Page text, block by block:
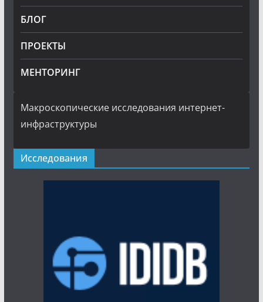
БЛОГ
ПРОЕКТЫ
МЕНТОРИНГ
Макроскопические исследования интернет-
инфраструктуры
Исследования